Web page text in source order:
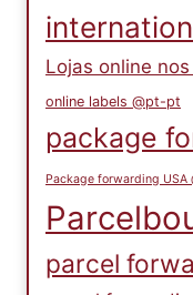
Lojas online nos
online labels @pt-pt
package
Package forwarding USA
parcel